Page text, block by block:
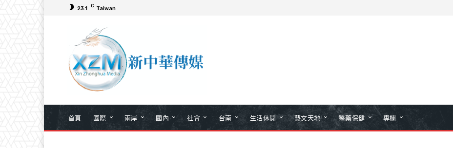
23.1 C Taiwan
首頁 國際 兩岸 國內 社會 台南 生活休閒 藝文天地 醫藥保健 專欄